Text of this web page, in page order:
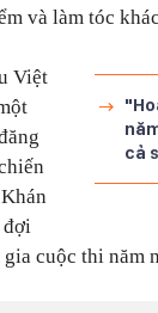
và làm tóc
cả
Việt
đợi
cuộc thi năm